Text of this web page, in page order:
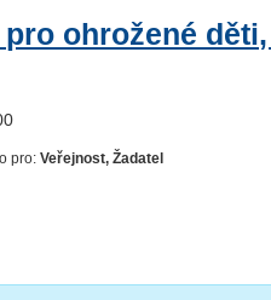
ohrožené
pro:Veřejnost, Žadatel